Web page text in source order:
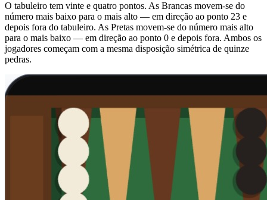
O tabuleiro tem vinte e quatro pontos. As Brancas movem-se do
número mais baixo para o mais alto — em direção ao ponto 23 e
depois fora do tabuleiro. As Pretas movem-se do número mais alto
para o mais baixo — em direção ao ponto 0 e depois fora. Ambos os
jogadores começam com a mesma disposição simétrica de quinze
pedras.